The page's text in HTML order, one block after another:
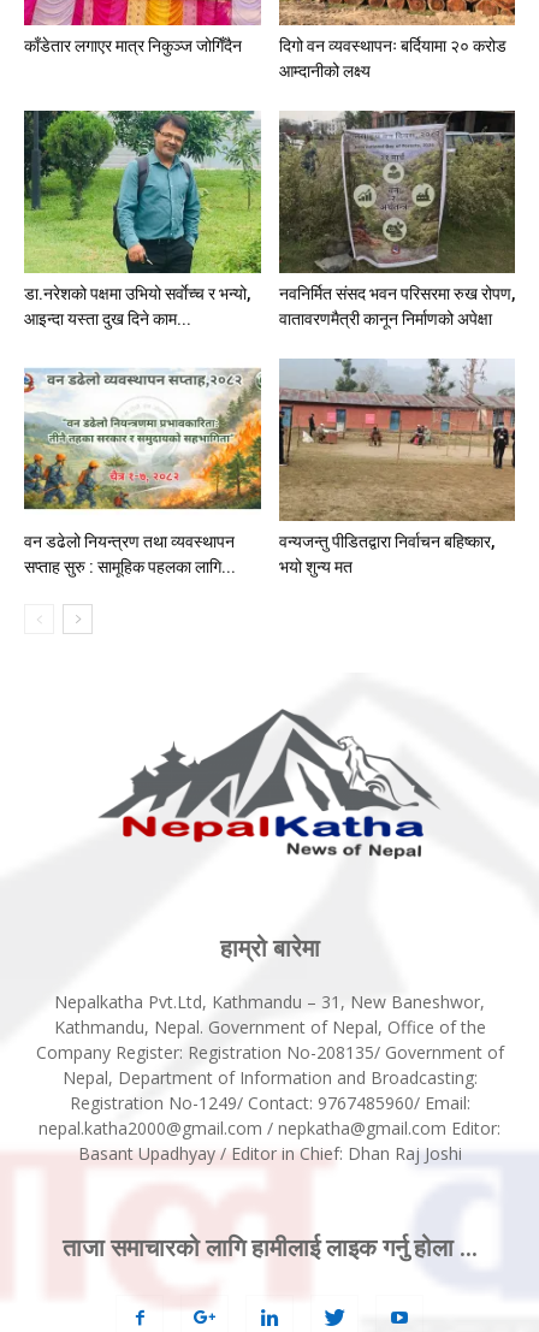
काँडेतार लगाएर मात्र निकुञ्ज जोगिँदैन
दिगो वन व्यवस्थापनः बर्दियामा २० करोड
आम्दानीको लक्ष्य
डा.नरेशको पक्षमा उभियो सर्वाेच्च र भन्यो,
आइन्दा यस्ता दुख दिने काम...
नवनिर्मित संसद भवन परिसरमा रुख रोपण,
वातावरणमैत्री कानून निर्माणको अपेक्षा
वन डढेलो नियन्त्रण तथा व्यवस्थापन
सप्ताह सुरु : सामूहिक पहलका लागि...
वन्यजन्तु पीडितद्वारा निर्वाचन बहिष्कार,
भयो शुन्य मत
हाम्रो बारेमा
Nepalkatha Pvt.Ltd, Kathmandu – 31, New Baneshwor,
Kathmandu, Nepal. Government of Nepal, Office of the
Company Register: Registration No-208135/ Government of
Nepal, Department of Information and Broadcasting:
Registration No-1249/ Contact: 9767485960/ Email:
nepal.katha2000@gmail.com / nepkatha@gmail.com Editor:
Basant Upadhyay / Editor in Chief: Dhan Raj Joshi
ताजा समाचारको लागि हामीलाई लाइक गर्नु होला ...